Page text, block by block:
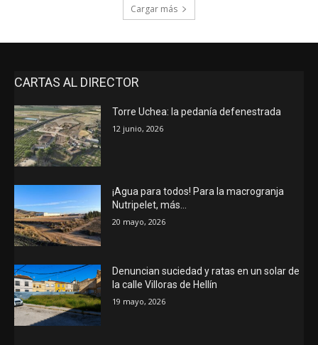
Cargar más
CARTAS AL DIRECTOR
Torre Uchea: la pedanía defenestrada
12 junio, 2026
¡Agua para todos! Para la macrogranja
Nutripelet, más…
20 mayo, 2026
Denuncian suciedad y ratas en un solar de
la calle Villoras de Hellín
19 mayo, 2026